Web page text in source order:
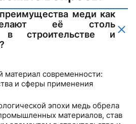
меди как
её столь
в строительстве и
материал современности:
и сферы применения
эпохи медь обрела
материалов, став